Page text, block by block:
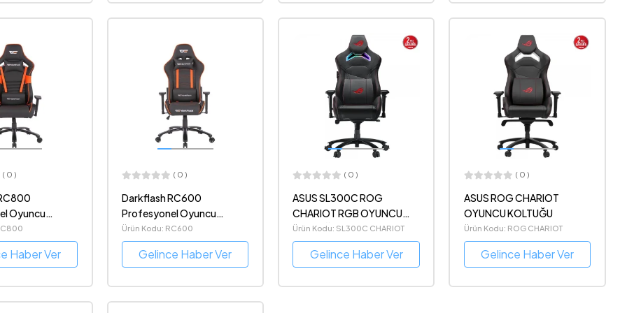
( 0 )
Oyuncu
Haber Ver
( 0 )
Darkflash RC600
Profesyonel Oyuncu
Koltuğu
Ürün Kodu: RC600
Gelince Haber Ver
( 0 )
ASUS SL300C ROG
CHARIOT RGB OYUNCU
KOLTUĞU
Ürün Kodu: SL300C CHARIOT
Gelince Haber Ver
( 0 )
ASUS ROG CHARIOT
OYUNCU KOLTUĞU
Ürün Kodu: ROG CHARIOT
Gelince Haber Ver